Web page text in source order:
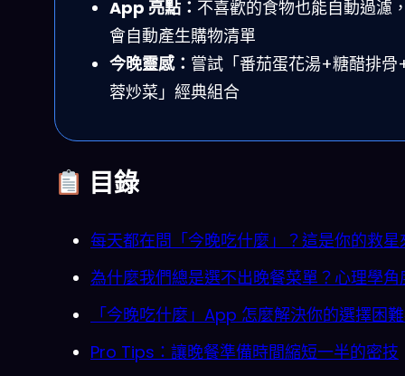
App 亮點： 不喜歡的食物也能自動過濾
會自動產生購物清單
今晚靈感： 嘗試「番茄蛋花湯+糖醋排骨
蓉炒菜」經典組合
目錄
每天都在問「今晚吃什麼」？這是你的救星
為什麼我們總是選不出晚餐菜單？心理學角
「今晚吃什麼」App 怎麼解決你的選擇困
Pro Tips：讓晚餐準備時間縮短一半的密技